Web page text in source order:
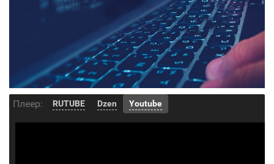
Плеер: RUTUBE Dzen Youtube